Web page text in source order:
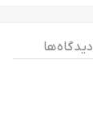
دیدگاه ها